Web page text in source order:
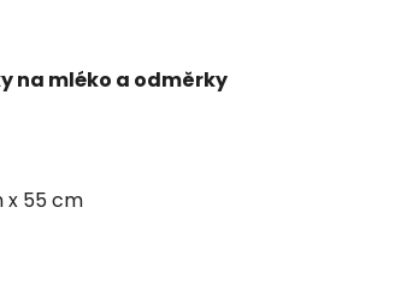
na mléko a odměrky
x 55 cm